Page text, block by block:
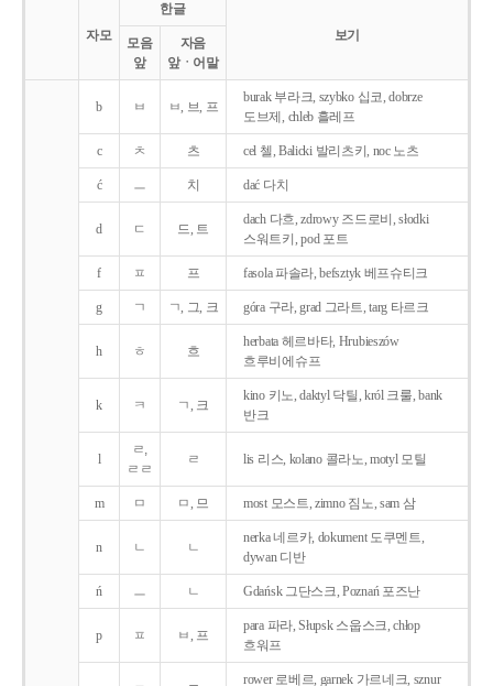
자모
한글
보기
모음
앞
자음
앞ㆍ어말
b ㅂ ㅂ, 브, 프
burak 부라크, szybko 십코, dobrze
도브제, chleb 흘레프
c ㅊ 츠 cel 첼, Balicki 발리츠키, noc 노츠
ć ㅡ 치 dać 다치
d ㄷ 드, 트
dach 다흐, zdrowy 즈드로비, słodki
스워트키, pod 포트
f ㅍ 프 fasola 파솔라, befsztyk 베프슈티크
g ㄱ ㄱ, 그, 크 góra 구라, grad 그라트, targ 타르크
h ㅎ 흐
herbata 헤르바타, Hrubieszów
흐루비에슈프
k ㅋ ㄱ, 크
kino 키노, daktyl 닥틸, król 크룰, bank
반크
l
ㄹ,
ㄹㄹ
ㄹ lis 리스, kolano 콜라노, motyl 모틸
m ㅁ ㅁ, 므 most 모스트, zimno 짐노, sam 삼
n ㄴ ㄴ
nerka 네르카, dokument 도쿠멘트,
dywan 디반
ń ㅡ ㄴ Gdańsk 그단스크, Poznań 포즈난
p ㅍ ㅂ, 프
para 파라, Słupsk 스웁스크, chłop
흐워프
rower 로베르, garnek 가르네크, sznur